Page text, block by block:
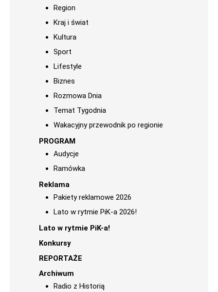
Region
Kraj i świat
Kultura
Sport
Lifestyle
Biznes
Rozmowa Dnia
Temat Tygodnia
Wakacyjny przewodnik po regionie
PROGRAM
Audycje
Ramówka
Reklama
Pakiety reklamowe 2026
Lato w rytmie PiK-a 2026!
Lato w rytmie PiK-a!
Konkursy
REPORTAŻE
Archiwum
Radio z Historią